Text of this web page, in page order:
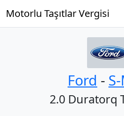
Motorlu Taşıtlar Vergisi
Ford ‐
2.0 Duratorq